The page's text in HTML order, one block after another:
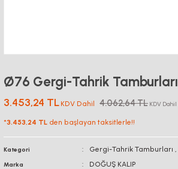
Ø76 Gergi-Tahrik Tamburları
3.453,24 TL KDV Dahil 4.062,64 TL KDV Dahil
*3.453,24 TL den başlayan taksitlerle!!
Kategori Gergi-Tahrik Tamburları ,
Marka DOĞUŞ KALIP